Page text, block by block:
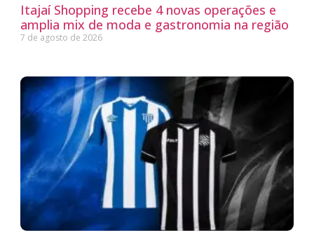
Itajaí Shopping recebe 4 novas operações e
amplia mix de moda e gastronomia na região
7 de agosto de 2026